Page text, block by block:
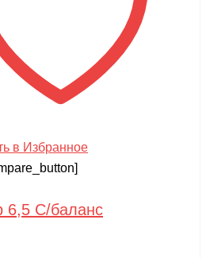
в Избранное
6,5 С/баланс